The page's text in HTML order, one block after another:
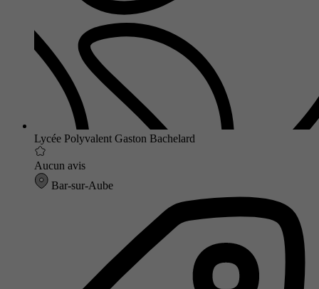
Lycée Polyvalent Gaston Bachelard
Aucun avis
Bar-sur-Aube